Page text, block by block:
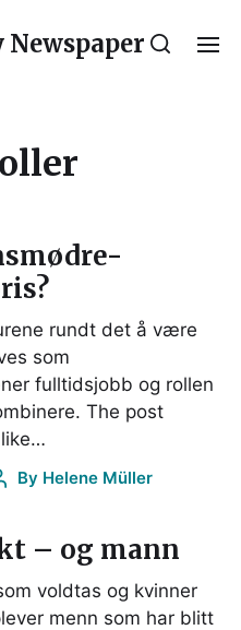
rundt det å være
som
fulltidsjobb og rollen
The post
By Helene Müller
– og mann
voldtas og kvinner
menn som har blitt